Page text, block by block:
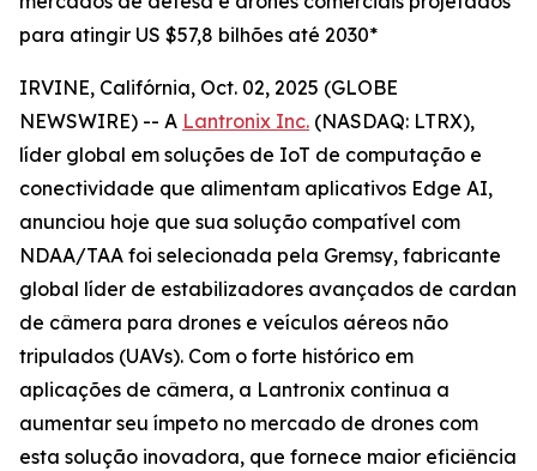
para atingir US $57,8 bilhões até 2030*
IRVINE, Califórnia, Oct. 02, 2025 (GLOBE
NEWSWIRE) -- A Lantronix Inc. (NASDAQ: LTRX),
líder global em soluções de IoT de computação e
conectividade que alimentam aplicativos Edge AI,
anunciou hoje que sua solução compatível com
NDAA/TAA foi selecionada pela Gremsy, fabricante
global líder de estabilizadores avançados de cardan
de câmera para drones e veículos aéreos não
tripulados (UAVs). Com o forte histórico em
aplicações de câmera, a Lantronix continua a
aumentar seu ímpeto no mercado de drones com
esta solução inovadora, que fornece maior eficiência